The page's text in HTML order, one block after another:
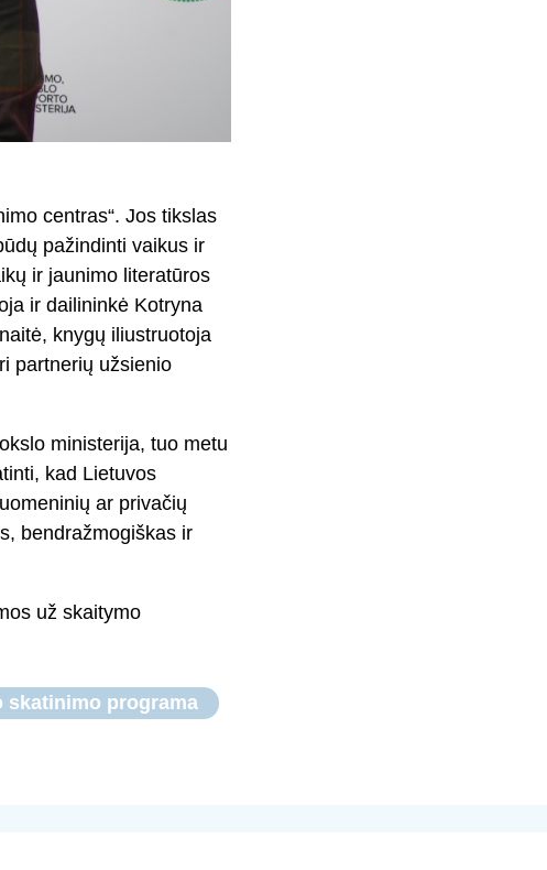
centras“. Jos tikslas
pažindinti vaikus ir
ir jaunimo literatūros
ir dailininkė Kotryna
knygų iliustruotoja
partnerių užsienio
ministerija, tuo metu
kad Lietuvos
ar privačių
bendražmogiškas ir
už skaitymo
skatinimo programa